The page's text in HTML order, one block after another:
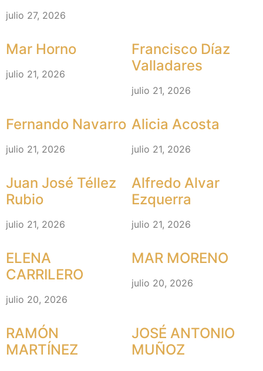
julio 27, 2026
Mar Horno
julio 21, 2026
Francisco Díaz
Valladares
julio 21, 2026
Fernando Navarro
julio 21, 2026
Alicia Acosta
julio 21, 2026
Juan José Téllez
Rubio
julio 21, 2026
Alfredo Alvar
Ezquerra
julio 21, 2026
ELENA
CARRILERO
julio 20, 2026
MAR MORENO
julio 20, 2026
RAMÓN
MARTÍNEZ
JOSÉ ANTONIO
MUÑOZ